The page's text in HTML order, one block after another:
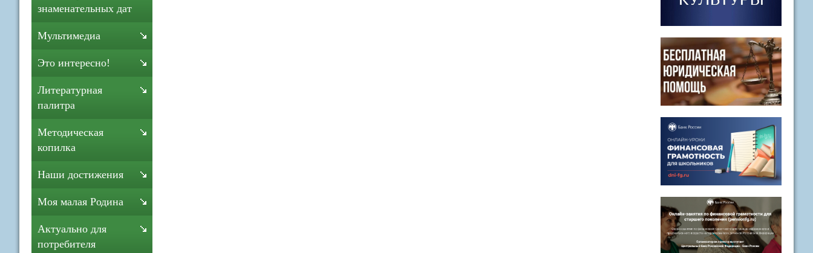
знаменательных дат
Мультимедиа
Это интересно!
Литературная
палитра
Методическая
копилка
Наши достижения
Моя малая Родина
Актуально для
потребителя